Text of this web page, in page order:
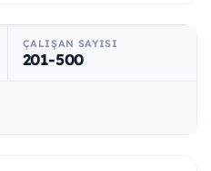
ÇALIŞAN SAYISI
201-500